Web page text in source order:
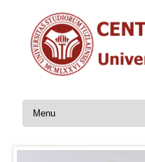
Skip to content